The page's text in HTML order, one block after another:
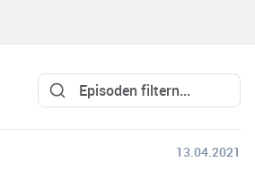
13.04.2021